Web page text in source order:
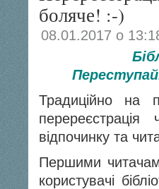
боляче! :-)
08.01.2017 о
Традиційно на
відпочинку та
Першими
користувачі